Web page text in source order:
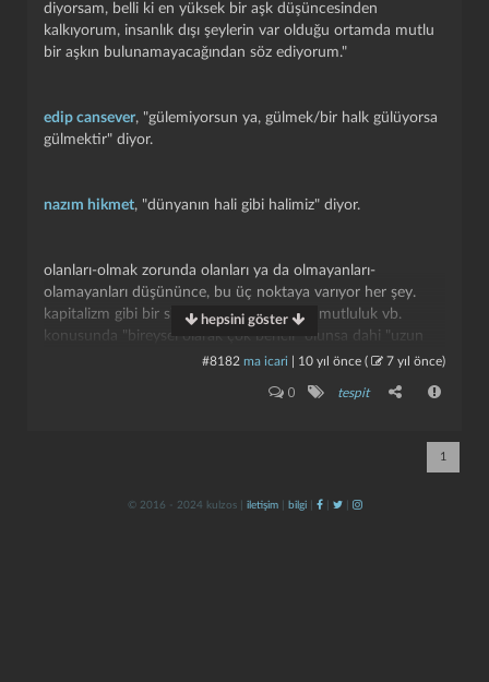
diyorsam, belli ki en yüksek bir aşk düşüncesinden
kalkıyorum, insanlık dışı şeylerin var olduğu ortamda mutlu
bir aşkın bulunamayacağından söz ediyorum."
edip cansever, "gülemiyorsun ya, gülmek/bir halk gülüyorsa
gülmektir" diyor.
nazım hikmet, "dünyanın hali gibi halimiz" diyor.
olanları-olmak zorunda olanları ya da olmayanları-
olamayanları düşününce, bu üç noktaya varıyor her şey.
kapitalizm gibi bir sistemde iyilik, güzellik, mutluluk vb.
konusunda "bireysel olarak çok bencil" olunsa dahi "uzun
vadede bireysel mutluluk" dahi kapitalizmde mümkün değil,
verecek olursak "komşusu açken, kendisi tok yatmayan" bir
hepsini göster
#8182 ma icari 10 yıl önce ( 7 yıl önce)
0 tespit
1
kapat kaydet
© 2016 - 2024 kulzos | iletişim| bilgi| | |